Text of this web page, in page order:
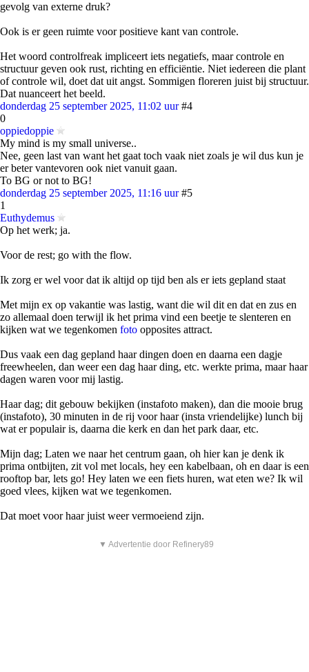
gevolg van externe druk?
Ook is er geen ruimte voor positieve kant van controle.
Het woord controlfreak impliceert iets negatiefs, maar controle en
structuur geven ook rust, richting en efficiëntie. Niet iedereen die plant
of controle wil, doet dat uit angst. Sommigen floreren juist bij structuur.
Dat nuanceert het beeld.
donderdag 25 september 2025, 11:02 uur #4
0
oppiedoppie
My mind is my small universe..
Nee, geen last van want het gaat toch vaak niet zoals je wil dus kun je
er beter vantevoren ook niet vanuit gaan.
To BG or not to BG!
donderdag 25 september 2025, 11:16 uur #5
1
Euthydemus
Op het werk; ja.
Voor de rest; go with the flow.
Ik zorg er wel voor dat ik altijd op tijd ben als er iets gepland staat
Met mijn ex op vakantie was lastig, want die wil dit en dat en zus en
zo allemaal doen terwijl ik het prima vind een beetje te slenteren en
kijken wat we tegenkomen foto opposites attract.
Dus vaak een dag gepland haar dingen doen en daarna een dagje
freewheelen, dan weer een dag haar ding, etc. werkte prima, maar haar
dagen waren voor mij lastig.
Haar dag; dit gebouw bekijken (instafoto maken), dan die mooie brug
(instafoto), 30 minuten in de rij voor haar (insta vriendelijke) lunch bij
wat er populair is, daarna die kerk en dan het park daar, etc.
Mijn dag; Laten we naar het centrum gaan, oh hier kan je denk ik
prima ontbijten, zit vol met locals, hey een kabelbaan, oh en daar is een
rooftop bar, lets go! Hey laten we een fiets huren, wat eten we? Ik wil
goed vlees, kijken wat we tegenkomen.
Dat moet voor haar juist weer vermoeiend zijn.
▼ Advertentie door Refinery89